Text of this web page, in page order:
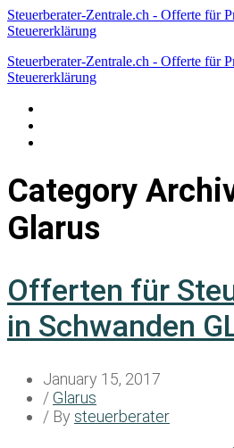
Steuerberater-Zentrale.ch - Offerte für
Steuererklärung
Steuerberater-Zentrale.ch - Offerte für
Steuererklärung
Category
Glarus
Offerten für
in Schwanden
January 15, 2017
/Glarus
/ By steuerberater